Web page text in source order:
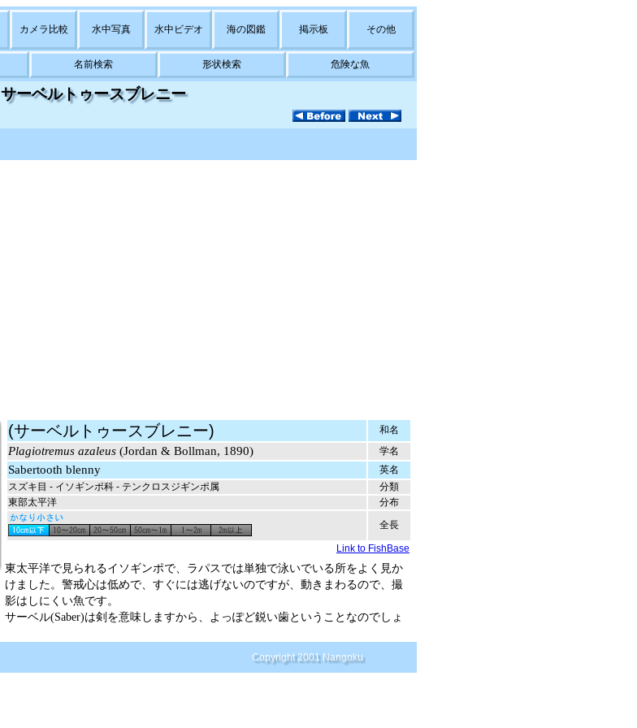
カメラ比較 水中写真 水中ビデオ 海の図鑑 掲示板 その他
名前検索 形状検索 危険な魚
サーベルトゥースブレニー
(サーベルトゥースブレニー) 和名
Plagiotremus azaleus (Jordan & Bollman, 1890) 学名
Sabertooth blenny
英名
スズキ目 - イソギンポ科 - テンクロスジギンポ属
分類
東部太平洋
分布
全長
Link to FishBase
東太平洋で見られるイソギンポで、ラパスでは単独で泳いでいる所をよく見か
けました。警戒心は低めで、すぐには逃げないのですが、動きまわるので、撮
影はしにくい魚です。
サーベル(Saber)は剣を意味しますから、よっぽど鋭い歯ということなのでしょ
Copyright 2001 Nangoku